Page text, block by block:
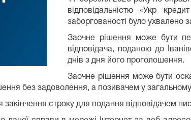
відповідальністю «Укр
заборгованості було ухвалено
Заочне рішення може бути
відповідача, поданою до
днів з дня його проголошення.
Заочне рішення може бути
без задоволення, а позивачем у
строку для подання відповідачем